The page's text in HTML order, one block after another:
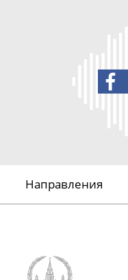
Направления